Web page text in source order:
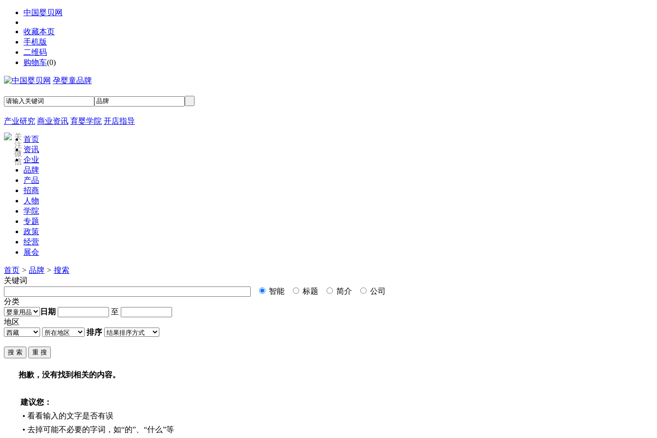
中国婴贝网
收藏本页
手机版
二维码
购物车(0)
孕婴童品牌
产业研究 商业资讯 育婴学院 开店指导
关
注
微
信
首页
资讯
企业
品牌
产品
招商
人物
学院
专题
政策
经营
展会
首页 > 品牌 > 搜索
关键词
智能
标题 简介
公司
分类
日期
至
地区
排序
抱歉，没有找到相关的内容。
建议您：
• 看看输入的文字是否有误
• 去掉可能不必要的字词，如“的”、“什么”等